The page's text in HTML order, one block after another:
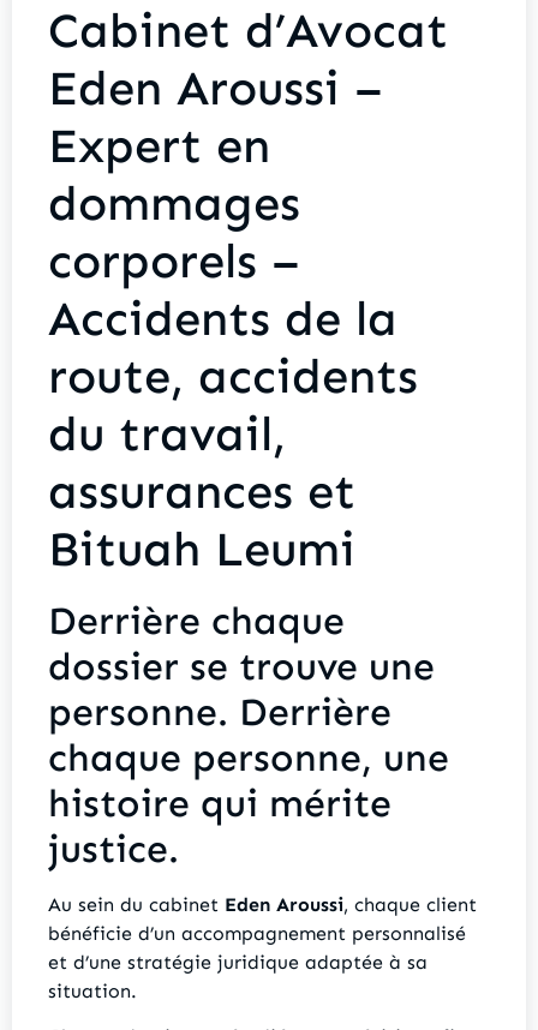
Cabinet d’Avocat
Eden Aroussi –
Expert en
dommages
corporels –
Accidents de la
route, accidents
du travail,
assurances et
Bituah Leumi
Derrière chaque
dossier se trouve une
personne. Derrière
chaque personne, une
histoire qui mérite
justice.
Au sein du cabinet Eden Aroussi, chaque client
bénéficie d’un accompagnement personnalisé
et d’une stratégie juridique adaptée à sa
situation.